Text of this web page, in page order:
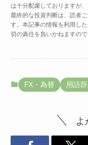
は十分配慮しておりますが
最終的な投資判断は、読者
す。本記事の情報を利用し
切の責任を負いかねますの
FX・為替 用語